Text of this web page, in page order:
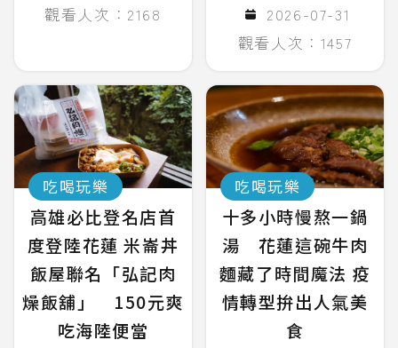
觀看人次：2168
2026-07-31
觀看人次：1457
吃喝玩樂
高雄必比登名店首
度登陸花蓮 米崙丼
飯屋聯名「弘記肉
燥飯舖」 150元爽
吃海陸便當
吃喝玩樂
十多小時慢熬一鍋
湯 花蓮這碗牛肉
麵藏了時間魔法 疫
情轉型拚出人氣美
食